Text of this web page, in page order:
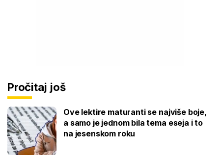
Pročitaj još
Ove lektire maturanti se najviše boje,
a samo je jednom bila tema eseja i to
na jesenskom roku